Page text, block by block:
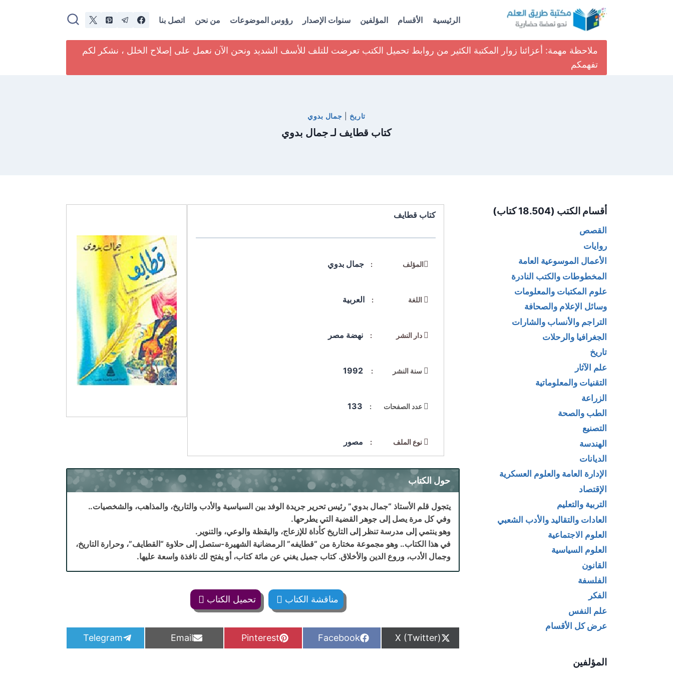
الرئيسية الأقسام المؤلفين سنوات الإصدار رؤوس الموضوعات من نحن اتصل بنا
ملاحظة مهمة: أعزائنا زوار المكتبة الكثير من روابط تحميل الكتب تعرضت للتلف للأسف الشديد ونحن الآن نعمل على إصلاح الخلل ، نشكر لكم
تفهمكم
تاريخ جمال بدوي
كتاب قطايف لـ جمال بدوي
كتاب قطايف
المؤلف : جمال بدوي
اللغة : العربية
دار النشر : نهضة مصر
سنة النشر : 1992
عدد الصفحات : 133
نوع الملف : مصور
حول الكتاب
يتجول قلم الأستاذ “جمال بدوي” رئيس تحرير جريدة الوفد بين السياسية والأدب والتاريخ، والمذاهب، والشخصيات..
وفي كل مرة يصل إلى جوهر القضية التي يطرحها.
وهو ينتمي إلى مدرسة تنظر إلى التاريخ كأداة للإزعاج، واليقظة والوعي، والتنوير.
في هذا الكتاب.. وهو مجموعة مختارة من “قطايفه” الرمضانية الشهيرة-ستصل إلى حلاوة “القطايف”، وحرارة التاريخ،
وجمال الأدب، وروع الدين والأخلاق. كتاب جميل يغني عن مائة كتاب، أو يفتح لك نافذة واسعة عليها.
مناقشة الكتاب تحميل الكتاب
S
h
X (Twitter)
S
h
Facebook
S
h
Pinterest
S
h
Email
S
h
Telegram
أقسام الكتب (18.504 كتاب)
القصص
روايات
الأعمال الموسوعية العامة
المخطوطات والكتب النادرة
علوم المكتبات والمعلومات
وسائل الإعلام والصحافة
التراجم والأنساب والشارات
الجغرافيا والرحلات
تاريخ
علم الآثار
التقنيات والمعلوماتية
الزراعة
الطب والصحة
التصنيع
الهندسة
الديانات
الإدارة العامة والعلوم العسكرية
الإقتصاد
التربية والتعليم
العادات والتقاليد والأدب الشعبي
العلوم الاجتماعية
العلوم السياسية
القانون
الفلسفة
الفكر
علم النفس
عرض كل الأقسام
المؤلفين